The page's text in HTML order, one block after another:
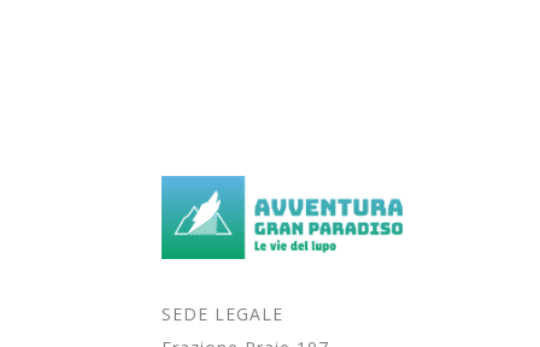
SEDE LEGALE